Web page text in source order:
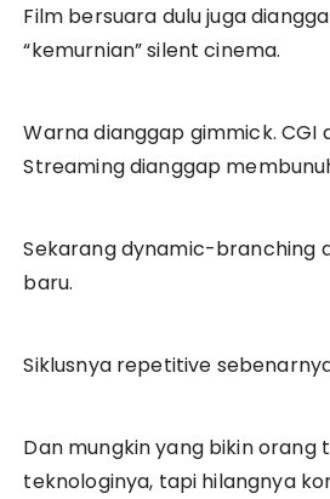
Film bersuara dulu juga
“kemurnian” silent cinema.
Warna dianggap gimmick. CGI
Streaming dianggap
Sekarang dynamic-branching
baru.
Siklusnya repetitive
Dan mungkin yang bikin orang
teknologinya, tapi hilangnya